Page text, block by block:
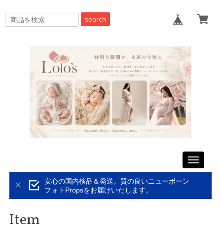
search
Toggle
安心の国内検品＆発送。質の良いニューボーン
フォトPropsをお届けいたします。
Item